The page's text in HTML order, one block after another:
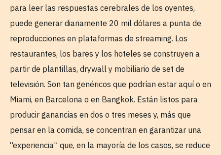
para leer las respuestas cerebrales de los oyentes,
puede generar diariamente 20 mil dólares a punta de
reproducciones en plataformas de streaming. Los
restaurantes, los bares y los hoteles se construyen a
partir de plantillas, drywall y mobiliario de set de
televisión. Son tan genéricos que podrían estar aquí o en
Miami, en Barcelona o en Bangkok. Están listos para
producir ganancias en dos o tres meses y, más que
pensar en la comida, se concentran en garantizar una
“experiencia” que, en la mayoría de los casos, se reduce